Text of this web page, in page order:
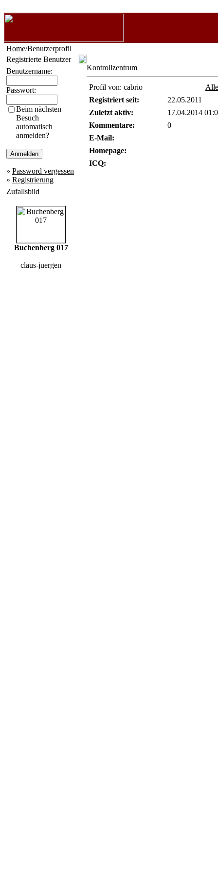
Home/Benutzerprofil
Registrierte Benutzer
Benutzername:
Passwort:
Beim nächsten
Besuch
automatisch
anmelden?
» Password vergessen
» Registrierung
Zufallsbild
Buchenberg 017
claus-juergen
Kontrollzentrum
Profil von: cabrio
Registriert seit:
22.05.2011
Zuletzt aktiv:
17.04.2014
Kommentare:
0
E-Mail:
Homepage:
ICQ: